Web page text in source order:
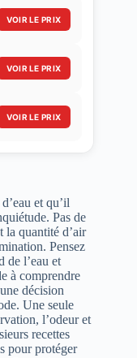
VOIR LE PRIX
VOIR LE PRIX
VOIR LE PRIX
et qu’il
Pas de
la quantité d’air
Pensez
de l’eau et
à comprendre
décision
Une seule
l’odeur et
recettes
pour protéger